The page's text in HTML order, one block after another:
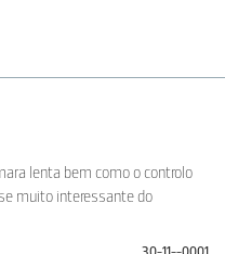
lenta bem como o controlo
muito interessante do